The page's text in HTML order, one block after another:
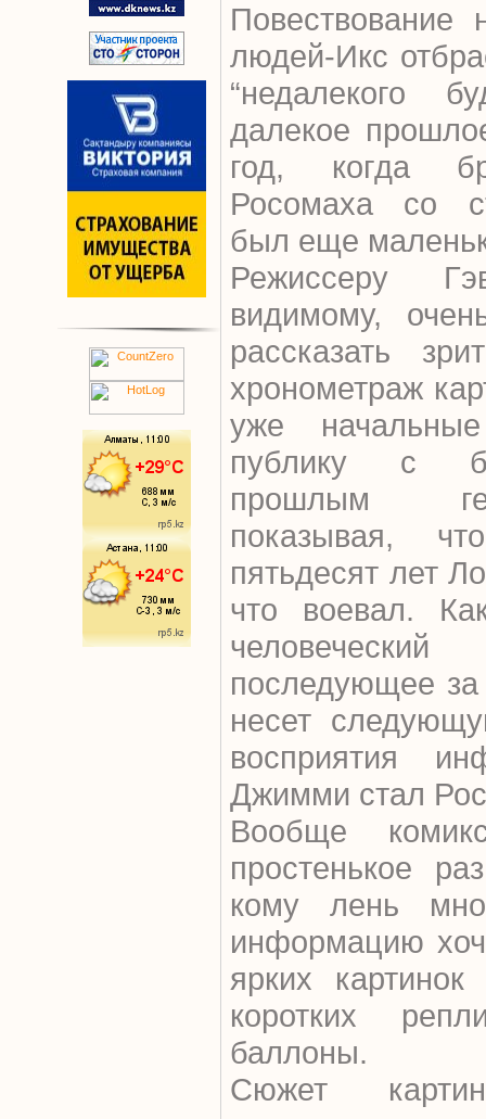
Повествование
людей-Икс
“недалекого
далекое
год, когда
Росомаха со
был еще
Режиссеру
видимому,
рассказать
хронометраж
уже
публику с
прошлым
показывая,
пятьдесят лет
что воевал.
последующее за
несет
восприятия
Джимми стал
Вообще
простенькое
кому лень
информацию
ярких
коротких
баллоны.
Сюжет